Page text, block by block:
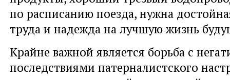
по расписанию поезда, нужна
труда и надежда на лучшую жизнь
Крайне важной является борьба с
последствиями патерналистского